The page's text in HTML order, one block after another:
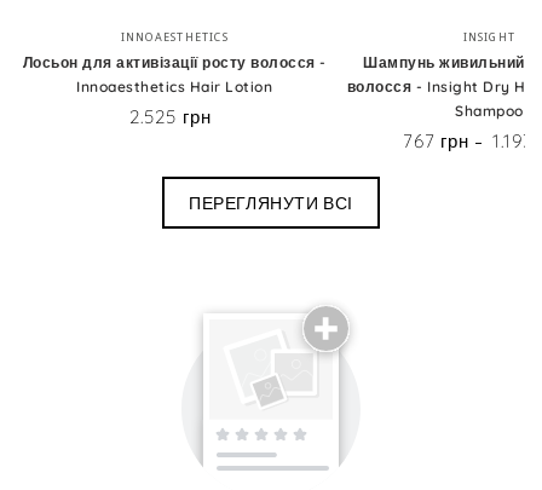
Бренд:
INNOAESTHETICS
Лосьон для активізації росту волосся -
Innoaesthetics Hair Lotion
Ціна
2.525 грн
INSIGHT
Шампунь живильний
волосся - Insight Dry
Shampoo
Ціна
767 грн 1.193
ПЕРЕГЛЯНУТИ ВСІ
Поділиться досвідом використання